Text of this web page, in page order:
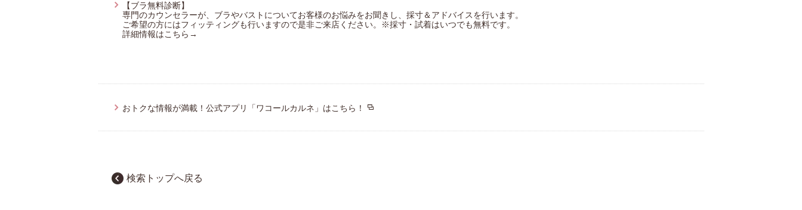
【ブラ無料診断】
専門のカウンセラーが、ブラやバストについてお客様のお悩みをお聞きし、採寸＆アドバイスを行います。
ご希望の方にはフィッティングも行いますので是非ご来店ください。※採寸・試着はいつでも無料です。
詳細情報はこちら→
おトクな情報が満載！公式アプリ「ワコールカルネ」はこちら！
検索トップへ戻る